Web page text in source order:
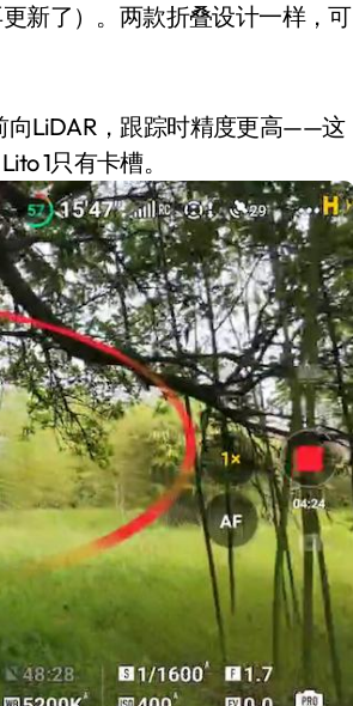
新了）。两款折叠设计一样，可
向LiDAR，跟踪时精度更高——这
1只有卡槽。